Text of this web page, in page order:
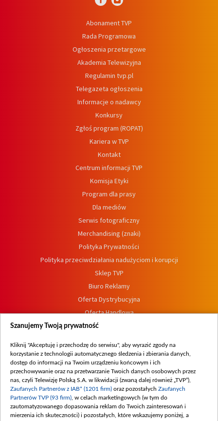
Abonament TVP
Rada Programowa
Ogłoszenia przetargowe
Akademia Telewizyjna
Regulamin tvp.pl
Telegazeta ogłoszenia
Informacje o nadawcy
Konkursy
Zgłoś program (ROPAT)
Kariera w TVP
Kontakt
Centrum informacji TVP
Komisja Etyki
Program dla prasy
Dla mediów
Serwis fotograficzny
Merchandising (znaki)
Polityka Prywatności
Polityka przeciwdziałania nadużyciom i korupcji
Sklep TVP
Biuro Reklamy
Oferta Dystrybucyjna
Oferta Handlowa
Dostępność
Procedura zgłoszeń wewnętrznych
Szanujemy Twoją prywatność
Kliknij "Akceptuję i przechodzę do serwisu", aby wyrazić zgody na
korzystanie z technologii automatycznego śledzenia i zbierania danych,
dostęp do informacji na Twoim urządzeniu końcowym i ich
przechowywanie oraz na przetwarzanie Twoich danych osobowych przez
nas, czyli Telewizję Polską S.A. w likwidacji (zwaną dalej również „TVP”),
Zaufanych Partnerów z IAB* (1201 firm) oraz pozostałych Zaufanych
Partnerów TVP (93 firm) , w celach marketingowych (w tym do
zautomatyzowanego dopasowania reklam do Twoich zainteresowań i
mierzenia ich skuteczności) i pozostałych, które wskazujemy poniżej, a